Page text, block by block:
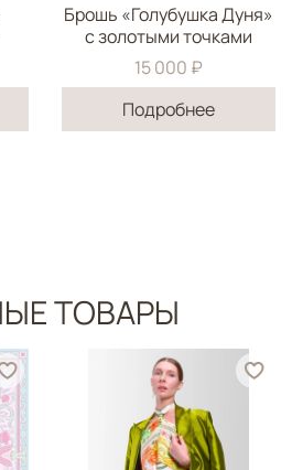
Брошь «Голубушка Дуня»
с золотыми точками
15 000 ₽
Подробнее
ТОВАРЫ